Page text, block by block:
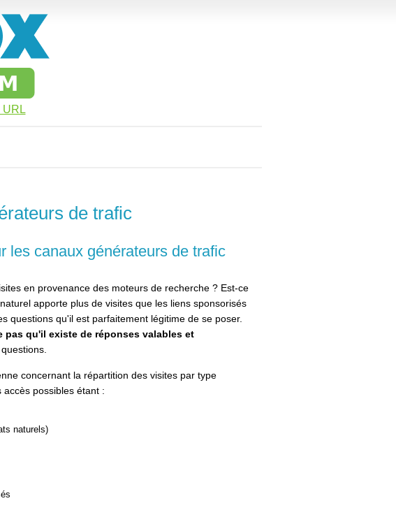
URL
de trafic
les canaux générateurs de trafic
en provenance des moteurs de recherche ? Est-ce
apporte plus de visites que les liens sponsorisés
questions qu'il est parfaitement légitime de se poser.
pas qu'il existe de réponses valables et
concernant la répartition des visites par type
possibles étant :
naturels)